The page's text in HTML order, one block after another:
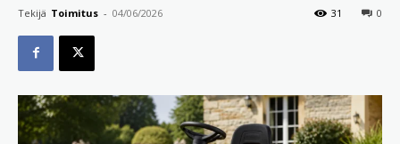
Tekijä Toimitus - 04/06/2026 0
31